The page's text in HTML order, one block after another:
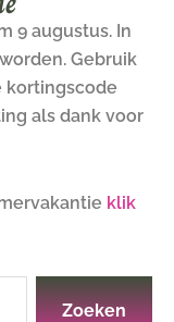
9 augustus. In
Gebruik
kortingscode
als dank voor
klik
Zoeken